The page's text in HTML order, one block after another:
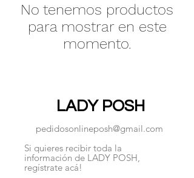
No tenemos productos
para mostrar en este
momento.
LADY POSH
pedidosonlineposh@gmail.com
Si quieres recibir toda la
información de LADY POSH,
regístrate acá!